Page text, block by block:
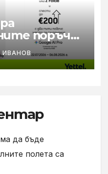
поръчки
Galaxy Z
Ultra
ИВАНОВ
да бъде
полета са